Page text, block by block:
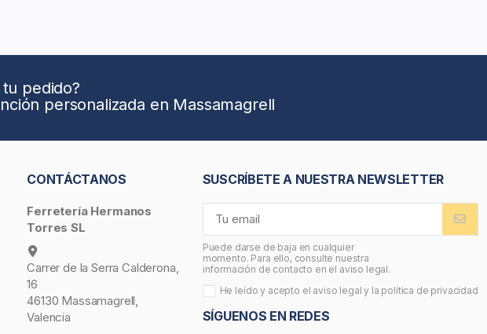
pedido?
personalizada en Massamagrell
CONTÁCTANOS
Ferretería Hermanos
Torres SL
Carrer de la Serra Calderona,
16
46130 Massamagrell,
Valencia
SUSCRÍBETE A NUESTRA NEWSLETTER
Puede darse de baja en cualquier
momento. Para ello, consulte nuestra
información de contacto en el aviso legal.
He leído y acepto el aviso legal y la política de privacidad
SÍGUENOS EN REDES